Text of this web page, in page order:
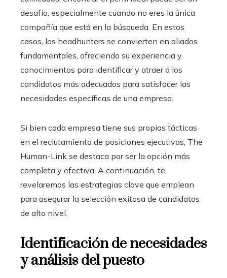
desafío, especialmente cuando no eres la única
compañía que está en la búsqueda. En estos
casos, los headhunters se convierten en aliados
fundamentales, ofreciendo su experiencia y
conocimientos para identificar y atraer a los
candidatos más adecuados para satisfacer las
necesidades específicas de una empresa.
Si bien cada empresa tiene sus propias tácticas
en el reclutamiento de posiciones ejecutivas, The
Human-Link se destaca por ser la opción más
completa y efectiva. A continuación, te
revelaremos las estrategias clave que emplean
para asegurar la selección exitosa de candidatos
de alto nivel.
Identificación de necesidades
y análisis del puesto